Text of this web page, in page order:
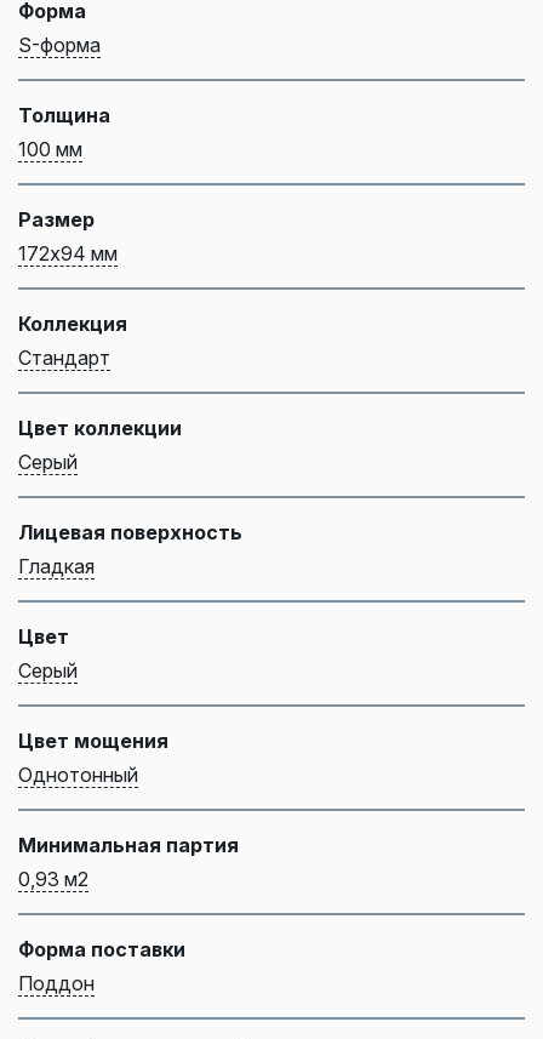
Форма
S-форма
Толщина
100 мм
Размер
172х94 мм
Коллекция
Стандарт
Цвет коллекции
Серый
Лицевая поверхность
Гладкая
Цвет
Серый
Цвет мощения
Однотонный
Минимальная партия
0,93 м2
Форма поставки
Поддон